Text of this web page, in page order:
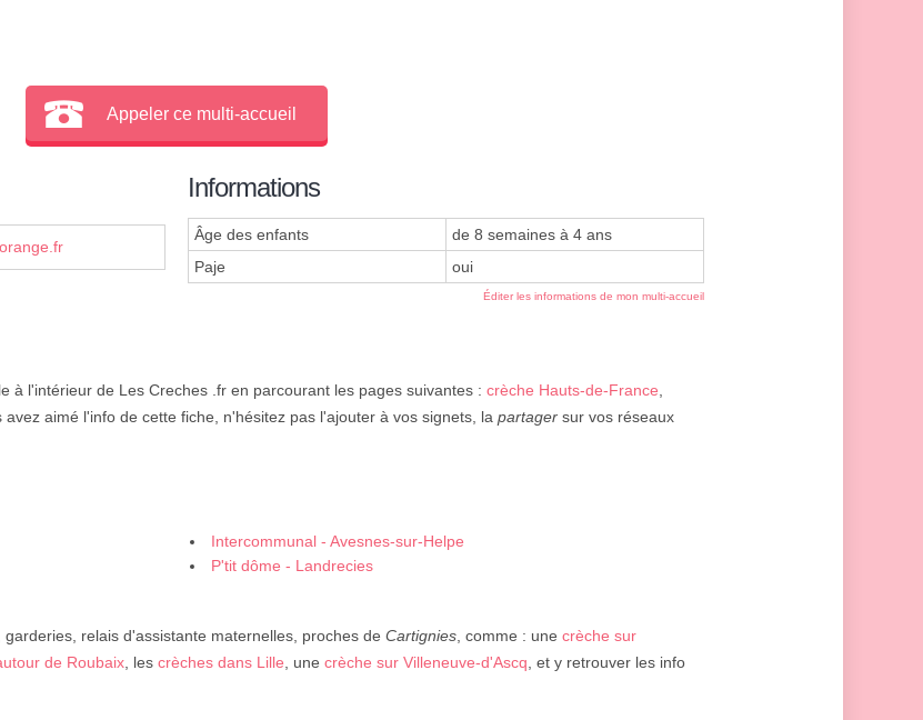
Appeler ce multi-accueil
Informations
Âge des enfants
de 8 semaines à 4 ans
Paje
oui
Éditer les informations de mon multi-accueil
à l'intérieur de Les Creches .fr en parcourant les pages suivantes : crèche Hauts-de-France,
avez aimé l'info de cette fiche, n'hésitez pas l'ajouter à vos signets, la partager sur vos réseaux
Intercommunal - Avesnes-sur-Helpe
P'tit dôme - Landrecies
relais d'assistante maternelles, proches de Cartignies, comme : une crèche sur
de Roubaix, les crèches dans Lille, une crèche sur Villeneuve-d'Ascq, et y retrouver les info